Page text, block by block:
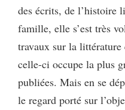
des écrits, de l’histoire
famille, elle s’est très
travaux sur la
celle-ci occupe la plus
publiées. Mais en se
le regard porté sur